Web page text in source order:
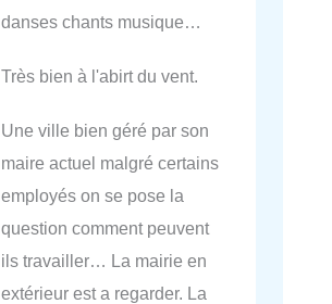
danses chants musique…
Très bien à l'abirt du vent.
Une ville bien géré par son
maire actuel malgré certains
employés on se pose la
question comment peuvent
ils travailler… La mairie en
extérieur est a regarder. La